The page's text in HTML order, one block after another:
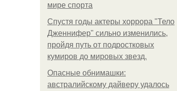
мире спорта
Спустя годы актеры хоррора "Тело
Дженнифер" сильно изменились,
пройдя путь от подростковых
кумиров до мировых звезд.
Опасные обнимашки:
австралийскому дайверу удалось